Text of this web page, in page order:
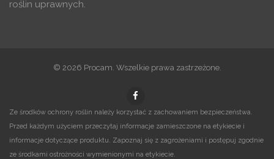
roślin uprawnych.
© 2026 Procam. Wszelkie prawa zastrzeżone.
Ze środków ochrony roślin należy korzystać z zachowaniem bezpieczeństwa.
Przed każdym użyciem przeczytaj informacje zamieszczone na etykiecie i
informacje dotyczące produktu. Zapoznaj się z zagrożeniami i postępuj zgodnie
ze środkami ostrożności wymienionymi na etykiecie.